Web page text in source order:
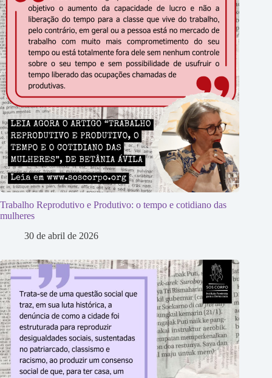
Trabalho Reprodutivo e Produtivo: o tempo e cotidiano das
mulheres
30 de abril de 2026